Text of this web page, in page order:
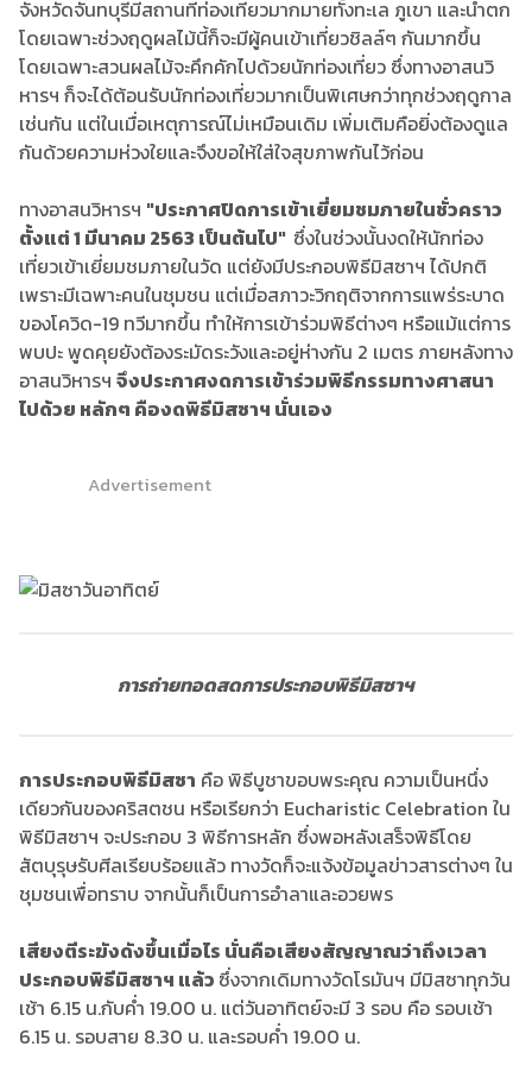
จังหวัดจันทบุรีมีสถานที่ท่องเที่ยวมากมายทั้งทะเล ภูเขา และน้ำตก
โดยเฉพาะช่วงฤดูผลไม้นี้ก็จะมีผู้คนเข้าเที่ยวชิลล์ๆ กันมากขึ้น
โดยเฉพาะสวนผลไม้จะคึกคักไปด้วยนักท่องเที่ยว ซึ่งทางอาสนวิ
หารฯ ก็จะได้ต้อนรับนักท่องเที่ยวมากเป็นพิเศษกว่าทุกช่วงฤดูกาล
เช่นกัน แต่ในเมื่อเหตุการณ์ไม่เหมือนเดิม เพิ่มเติมคือยิ่งต้องดูแล
กันด้วยความห่วงใยและจึงขอให้ใส่ใจสุขภาพกันไว้ก่อน
ทางอาสนวิหารฯ "ประกาศปิดการเข้าเยี่ยมชมภายในชั่วคราว
ตั้งแต่ 1 มีนาคม 2563 เป็นต้นไป" ซึ่งในช่วงนั้นงดให้นักท่อง
เที่ยวเข้าเยี่ยมชมภายในวัด แต่ยังมีประกอบพิธีมิสซาฯ ได้ปกติ
เพราะมีเฉพาะคนในชุมชน แต่เมื่อสภาวะวิกฤติจากการแพร่ระบาด
ของโควิด-19 ทวีมากขึ้น ทำให้การเข้าร่วมพิธีต่างๆ หรือแม้แต่การ
พบปะ พูดคุยยังต้องระมัดระวังและอยู่ห่างกัน 2 เมตร ภายหลังทาง
อาสนวิหารฯ จึงประกาศงดการเข้าร่วมพิธีกรรมทางศาสนา
ไปด้วย หลักๆ คืองดพิธีมิสซาฯ นั่นเอง
Advertisement
การถ่ายทอดสดการประกอบพิธีมิสซาฯ
การประกอบพิธีมิสซา คือ พิธีบูชาขอบพระคุณ ความเป็นหนึ่ง
เดียวกันของคริสตชน หรือเรียกว่า Eucharistic Celebration ใน
พิธีมิสซาฯ จะประกอบ 3 พิธีการหลัก ซึ่งพอหลังเสร็จพิธีโดย
สัตบุรุษรับศีลเรียบร้อยแล้ว ทางวัดก็จะแจ้งข้อมูลข่าวสารต่างๆ ใน
ชุมชนเพื่อทราบ จากนั้นก็เป็นการอำลาและอวยพร
เสียงตีระฆังดังขึ้นเมื่อไร นั่นคือเสียงสัญญาณว่าถึงเวลา
ประกอบพิธีมิสซาฯ แล้ว ซึ่งจากเดิมทางวัดโรมันฯ มีมิสซาทุกวัน
เช้า 6.15 น.กับค่ำ 19.00 น. แต่วันอาทิตย์จะมี 3 รอบ คือ รอบเช้า
6.15 น. รอบสาย 8.30 น. และรอบค่ำ 19.00 น.